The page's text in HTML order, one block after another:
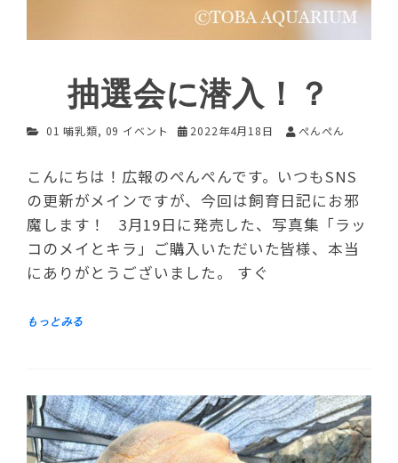
抽選会に潜入！？
01 哺乳類, 09 イベント 2022年4月18日 ぺんぺん
こんにちは！広報のぺんぺんです。いつもSNS
の更新がメインですが、今回は飼育日記にお邪
魔します！ 3月19日に発売した、写真集「ラッ
コのメイとキラ」ご購入いただいた皆様、本当
にありがとうございました。 すぐ